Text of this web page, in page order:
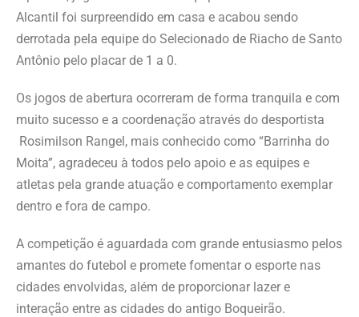
Alcantil foi surpreendido em casa e acabou sendo
derrotada pela equipe do Selecionado de Riacho de Santo
Antônio pelo placar de 1 a 0.
Os jogos de abertura ocorreram de forma tranquila e com
muito sucesso e a coordenação através do desportista
Rosimilson Rangel, mais conhecido como “Barrinha do
Moita”, agradeceu à todos pelo apoio e as equipes e
atletas pela grande atuação e comportamento exemplar
dentro e fora de campo.
A competição é aguardada com grande entusiasmo pelos
amantes do futebol e promete fomentar o esporte nas
cidades envolvidas, além de proporcionar lazer e
interação entre as cidades do antigo Boqueirão.